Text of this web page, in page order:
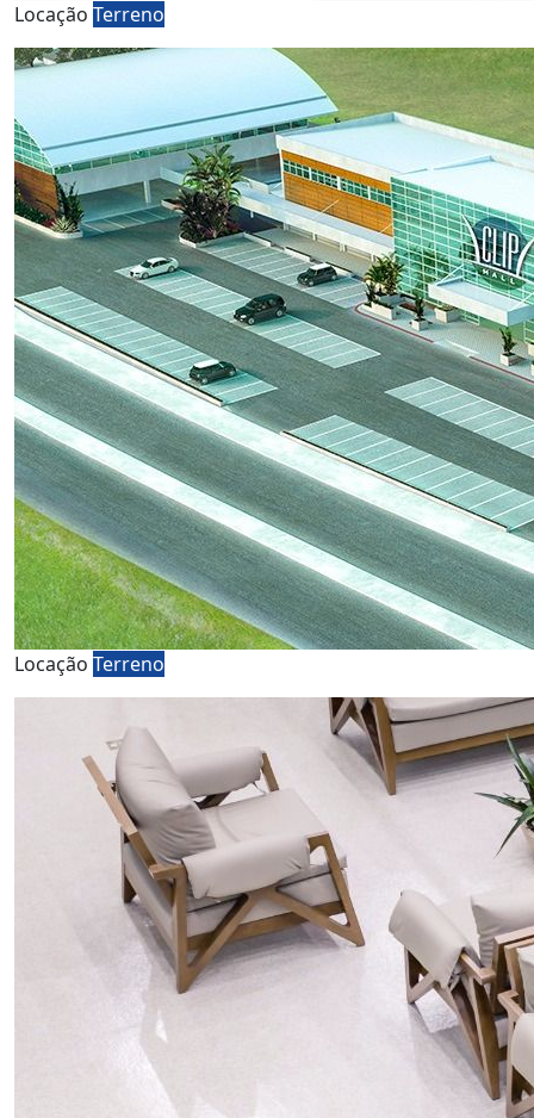
Locação Terreno
Locação Terreno